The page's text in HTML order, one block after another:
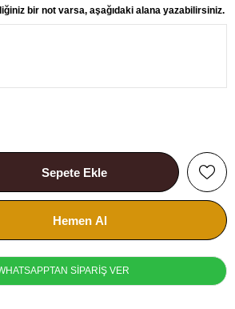
bir not varsa, aşağıdaki alana yazabilirsiniz.
SİPARİŞ VER